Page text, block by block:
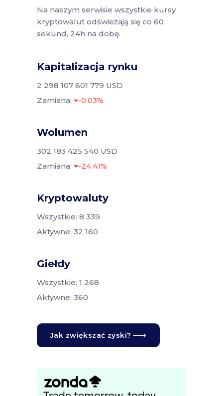
Na naszym serwisie wszystkie kursy
kryptowalut odświeżają się co 60
sekund, 24h na dobę.
Kapitalizacja rynku
2 298 107 601 779 USD
Zamiana:
-0.03%
Wolumen
302 183 425 540 USD
Zamiana:
-24.41%
Kryptowaluty
Wszystkie: 8 339
Aktywne: 32 160
Giełdy
Wszystkie: 1 268
Aktywne: 360
Jak zwiększać zyski?